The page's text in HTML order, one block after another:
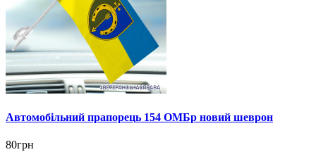
Автомобільний прапорець 154 ОМБр новий шеврон
80грн